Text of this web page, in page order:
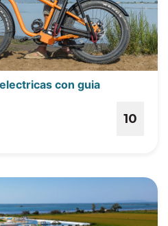
con guia
10